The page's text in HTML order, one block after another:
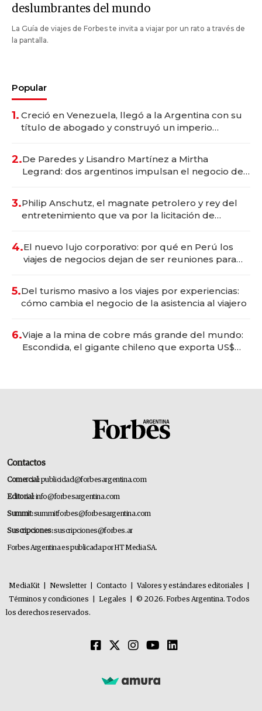
deslumbrantes del mundo
La Guía de viajes de Forbes te invita a viajar por un rato a través de
la pantalla.
Popular
1. Creció en Venezuela, llegó a la Argentina con su
título de abogado y construyó un imperio
2.De Paredes y Lisandro Martínez a Mirtha
Legrand: dos argentinos impulsan el negocio del
3.Philip Anschutz, el magnate petrolero y rey del
entretenimiento que va por la licitación de
4.El nuevo lujo corporativo: por qué en Perú los
viajes de negocios dejan de ser reuniones para
5.Del turismo masivo a los viajes por experiencias:
cómo cambia el negocio de la asistencia al viajero
6.Viaje a la mina de cobre más grande del mundo:
Escondida, el gigante chileno que exporta US$
Contactos
Comercial:publicidad@forbesargentina.com
Editorial:info@forbesargentina.com
Summit:summitforbes@forbesargentina.com
Suscripciones:suscripciones@forbes.ar
Forbes Argentina es publicada por HT Media SA.
MediaKit Newsletter Contacto Valores y estándares editoriales
Términos y condiciones
Legales
© 2026. Forbes Argentina. Todos
los derechos reservados.